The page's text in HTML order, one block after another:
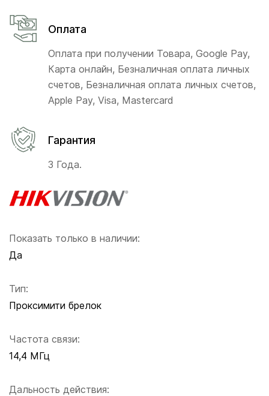
Показать только в наличии:
Да
Тип:
Проксимити брелок
Частота связи:
14,4 МГц
Дальность действия:
Оплата
Оплата при получении Товара, Google Pay,
Карта онлайн, Безналичная оплата личных
счетов, Безналичная оплата личных счетов,
Apple Pay, Visa, Mastercard
Гарантия
3 Года.